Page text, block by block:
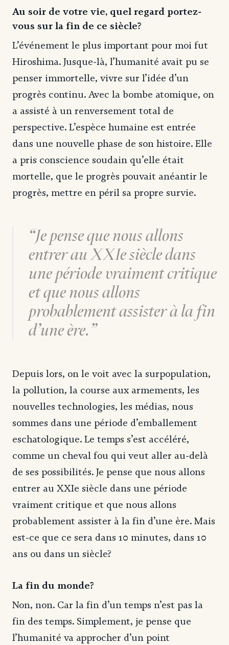
Au soir de votre vie, quel regard portez-
vous sur la fin de ce siècle?
L’événement le plus important pour moi fut
Hiroshima. Jusque-là, l’humanité avait pu se
penser immortelle, vivre sur l’idée d’un
progrès continu. Avec la bombe atomique, on
a assisté à un renversement total de
perspective. L’espèce humaine est entrée
dans une nouvelle phase de son histoire. Elle
a pris conscience soudain qu’elle était
mortelle, que le progrès pouvait anéantir le
progrès, mettre en péril sa propre survie.
Je pense que nous allons
entrer au XXIe siècle dans
une période vraiment critique
et que nous allons
probablement assister à la fin
d’une ère.
Depuis lors, on le voit avec la surpopulation,
la pollution, la course aux armements, les
nouvelles technologies, les médias, nous
sommes dans une période d’emballement
eschatologique. Le temps s’est accéléré,
comme un cheval fou qui veut aller au-delà
de ses possibilités. Je pense que nous allons
entrer au XXIe siècle dans une période
vraiment critique et que nous allons
probablement assister à la fin d’une ère. Mais
est-ce que ce sera dans 10 minutes, dans 10
ans ou dans un siècle?
La fin du monde?
Non, non. Car la fin d’un temps n’est pas la
fin des temps. Simplement, je pense que
l’humanité va approcher d’un point